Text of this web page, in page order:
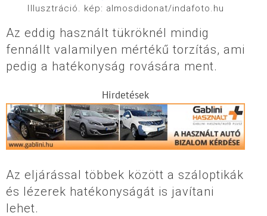
Illusztráció. kép: almosdidonat/indafoto.hu
Az eddig használt tükröknél mindig
fennállt valamilyen mértékű torzítás, ami
pedig a hatékonyság rovására ment.
Hirdetések
Az eljárással többek között a száloptikák
és lézerek hatékonyságát is javítani
lehet.